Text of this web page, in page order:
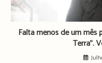
Falta menos de um mês
Terra”.